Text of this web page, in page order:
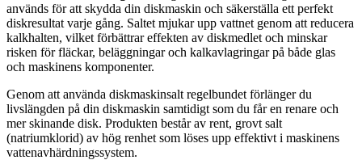
används för att skydda din diskmaskin och säkerställa ett perfekt
diskresultat varje gång. Saltet mjukar upp vattnet genom att reducera
kalkhalten, vilket förbättrar effekten av diskmedlet och minskar
risken för fläckar, beläggningar och kalkavlagringar på både glas
och maskinens komponenter.
Genom att använda diskmaskinsalt regelbundet förlänger du
livslängden på din diskmaskin samtidigt som du får en renare och
mer skinande disk. Produkten består av rent, grovt salt
(natriumklorid) av hög renhet som löses upp effektivt i maskinens
vattenavhärdningssystem.